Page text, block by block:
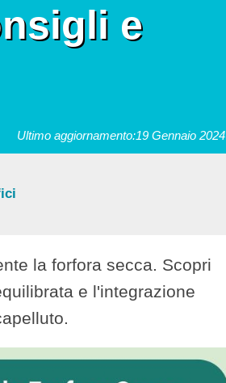
e
Ultimo aggiornamento:19 Gennaio 2024
la forfora secca. Scopri
e l'integrazione